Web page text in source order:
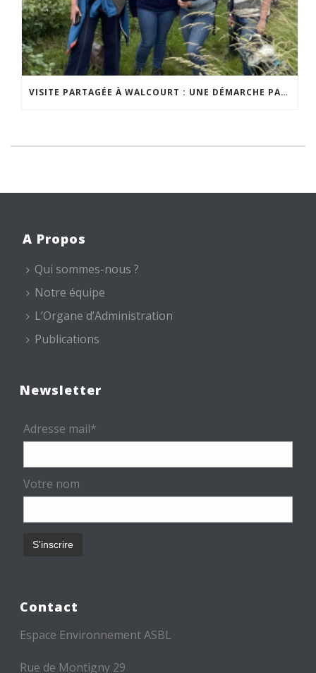
VISITE PARTAGÉE À WALCOURT : UNE DÉMARCHE PARTICIPATIVE ANIMÉE PAR ESPACE ENVIRONNEMENT
A Propos
Qui sommes-nous ?
Notre équipe
L’Organe d’Administration
Publications
Newsletter
Adresse mail*
Votre nom
Contact
Espace Environnement ASBL
Rue de Montigny 29